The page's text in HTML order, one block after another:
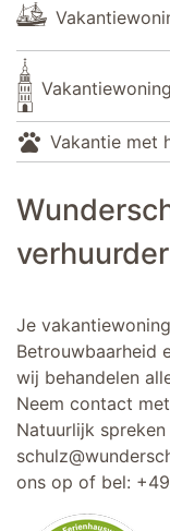
pets Vakantie met
Je
Betrouwbaarheid
wij behandelen
Neem contact
Natuurlijk
ons op of bel: